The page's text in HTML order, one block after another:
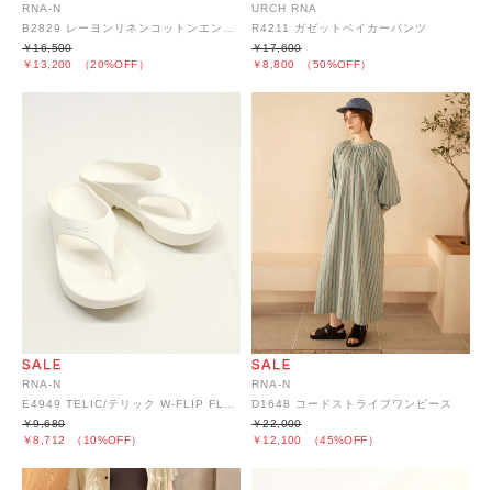
RNA-N
￥13,200 （20%OFF）
￥16,500
URCH RNA
R4211 ガゼットベイカーパンツ
￥8,800 （50%OFF）
￥17,600
RNA-N
E4949 TELIC/テリック W-FLIP FLOP
￥8,712 （10%OFF）
￥9,680
RNA-N
D1648 コードストライプワンピース
￥12,100 （45%OFF）
￥22,000